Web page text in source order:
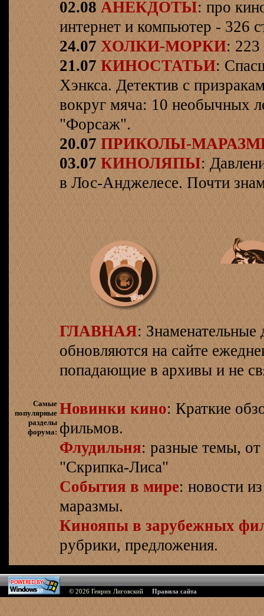
02.08 АНЕКДОТЫ: про
интернет и компьютер - 326
24.07 ХОЛКИ-МОРКИ: 223
21.07 КИНОСТАТЬИ:
Хэнкса. Детектив с
вокруг мяча: 10 необычных
"Форсаж".
20.07 ПРИКОЛЫ-
03.07 КИНОЛЯПЫ:
в Лос-Анджелесе. Почти
ГЛАВНАЯ: Знаменательные
обновляются на сайте
попадающие в архивы и не
Самые
популярные
разделы
форума:
Новинки кино: Краткие
фильмов.
Флудильня: разные темы,
"Скрипка-Лиса"
События в мире: новости
маразмы.
Кинояпы в зарубежных
рубрики, предложения.
© 2026 Генрих Лиговский Правила сайта